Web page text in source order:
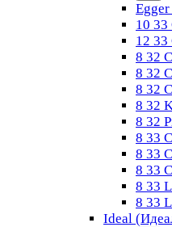
Egger
10 33
12 33
8 32
8 32
8 32
8 32
8 32
8 33
8 33
8 33
8 33
8 33
Ideal